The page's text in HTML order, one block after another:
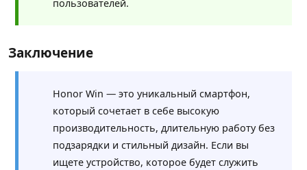
пользователей.
Заключение
Honor Win — это уникальный смартфон,
который сочетает в себе высокую
производительность, длительную работу без
подзарядки и стильный дизайн. Если вы
ищете устройство, которое будет служить